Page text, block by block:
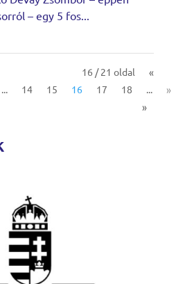
– egy 5 fos...
16 / 21 oldal
«
... 14 15 16 17 18 ... »
»